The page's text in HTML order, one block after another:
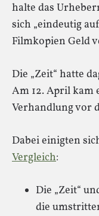
halte das
sich „eindeutig
Filmkopien Geld
Die „Zeit“ hatte
Am 12. April kam
Verhandlung vor
Dabei einigten
Vergleich:
Die „Zeit“
die